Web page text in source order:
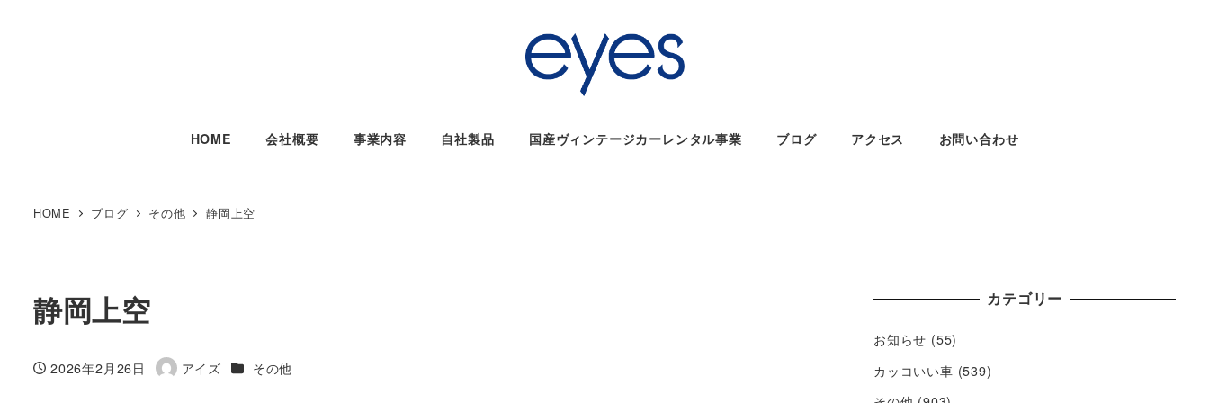
HOME 会社概要 事業内容 自社製品 国産ヴィンテージカーレンタル事業 ブログ アクセス お問い合わせ
HOME ブログ その他 静岡上空
静岡上空
投稿日
2026年2月26日
著
アイズ カテゴリー
その他
カテゴリー
お知らせ (55)
カッコいい車 (539)